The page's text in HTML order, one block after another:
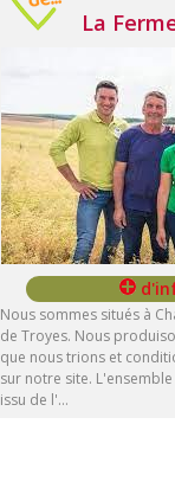
La
Nous sommes situés à
de Troyes. Nous
que nous trions et
sur notre site.
issu de l'…